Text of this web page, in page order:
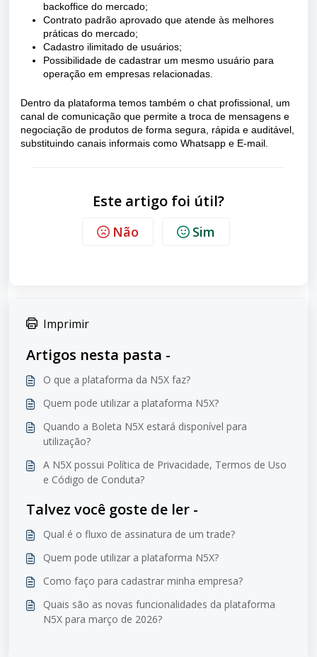
backoffice do mercado;
Contrato padrão aprovado que atende às melhores
práticas do mercado;
Cadastro ilimitado de usuários;
Possibilidade de cadastrar um mesmo usuário para
operação em empresas relacionadas.
Dentro da plataforma temos também o chat profissional, um
canal de comunicação que permite a troca de mensagens e
negociação de produtos de forma segura, rápida e auditável,
substituindo canais informais como Whatsapp e E-mail.
Este artigo foi útil?
Não Sim
Imprimir
Artigos nesta pasta -
O que a plataforma da N5X faz?
Quem pode utilizar a plataforma N5X?
Quando a Boleta N5X estará disponível para
utilização?
A N5X possui Política de Privacidade, Termos de Uso
e Código de Conduta?
Talvez você goste de ler -
Qual é o fluxo de assinatura de um trade?
Quem pode utilizar a plataforma N5X?
Como faço para cadastrar minha empresa?
Quais são as novas funcionalidades da plataforma
N5X para março de 2026?